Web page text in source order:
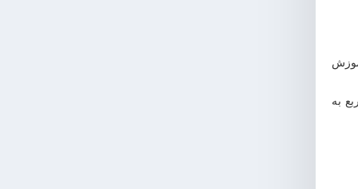
وزارت آموزش
باعث توسعه سرانه فضاهای آموزشی از 3.79 متر مربع به